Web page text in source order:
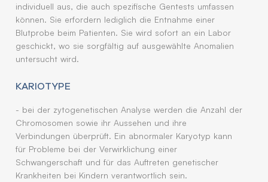
individuell aus, die auch spezifische Gentests umfassen
können. Sie erfordern lediglich die Entnahme einer
Blutprobe beim Patienten. Sie wird sofort an ein Labor
geschickt, wo sie sorgfältig auf ausgewählte Anomalien
untersucht wird.
KARIOTYPE
- bei der zytogenetischen Analyse werden die Anzahl der
Chromosomen sowie ihr Aussehen und ihre
Verbindungen überprüft. Ein abnormaler Karyotyp kann
für Probleme bei der Verwirklichung einer
Schwangerschaft und für das Auftreten genetischer
Krankheiten bei Kindern verantwortlich sein.